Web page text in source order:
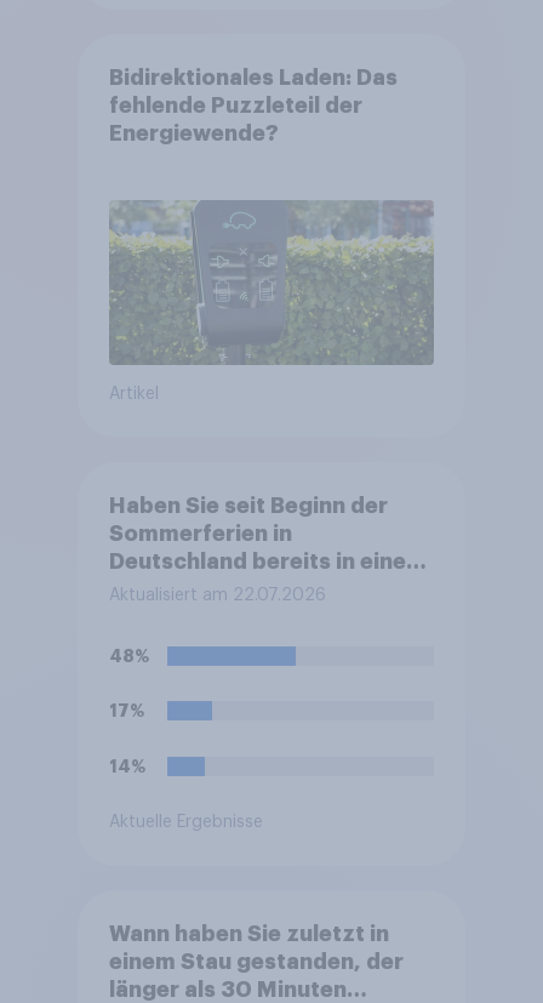
Bidirektionales Laden: Das
fehlende Puzzleteil der
Energiewende?
Artikel
Haben Sie seit Beginn der
Sommerferien in
Deutschland bereits in einem
Stau auf der Autobahn
Aktualisiert am 22.07.2026
48%
17%
14%
Aktuelle Ergebnisse
Wann haben Sie zuletzt in
einem Stau gestanden, der
länger als 30 Minuten